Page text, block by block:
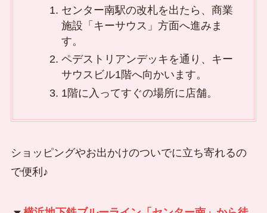
センター南駅の改札を出たら、商業
施設「キーサウス」方面へ進みま
す。
ペデストリアンデッキを通り、キー
サウスビル1階へ向かいます。
1階に入ってすぐの場所に店舗。
ショッピングやお出かけのついでに立ち寄れるの
で便利♪